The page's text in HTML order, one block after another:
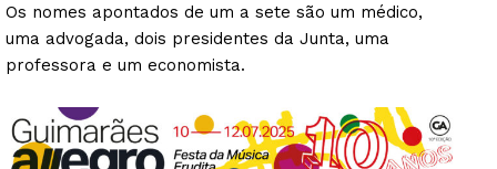
Os nomes apontados de um a sete são um médico,
uma advogada, dois presidentes da Junta, uma
professora e um economista.